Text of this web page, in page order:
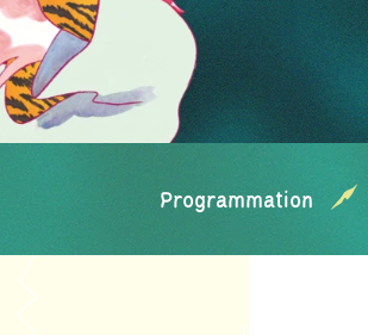
Programmation